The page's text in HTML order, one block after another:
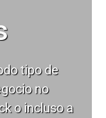
tipo de
no
o incluso a